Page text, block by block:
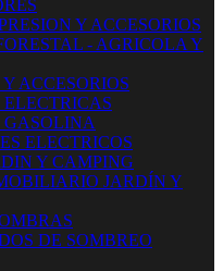
Y ACCESORIOS
- AGRICOLA Y
ACCESORIOS
GASOLINA
ELECTRICOS
Y CAMPING
JARDÍN Y
DE SOMBREO